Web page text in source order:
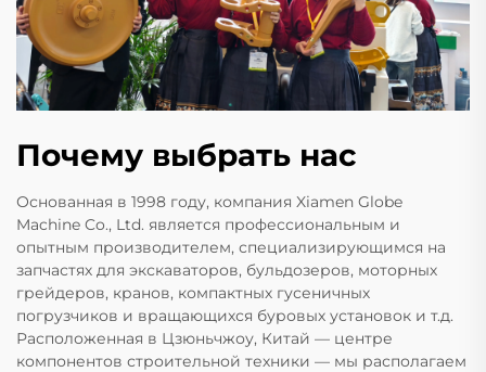
Почему выбрать нас
Основанная в 1998 году, компания Xiamen Globe
Machine Co., Ltd. является профессиональным и
опытным производителем, специализирующимся на
запчастях для экскаваторов, бульдозеров, моторных
грейдеров, кранов, компактных гусеничных
погрузчиков и вращающихся буровых установок и т.д.
Расположенная в Цзюньчжоу, Китай — центре
компонентов строительной техники — мы располагаем